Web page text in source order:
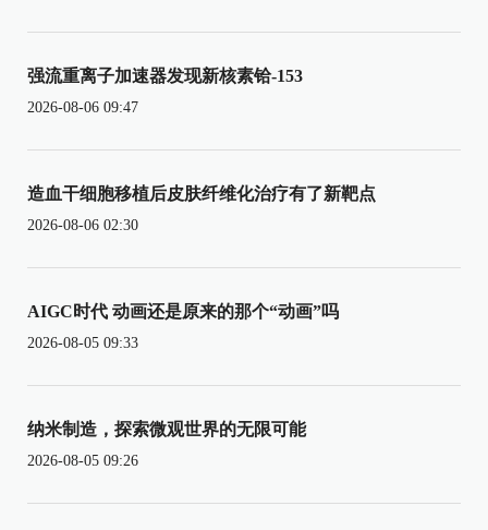
强流重离子加速器发现新核素铪-153
2026-08-06 09:47
造血干细胞移植后皮肤纤维化治疗有了新靶点
2026-08-06 02:30
AIGC时代 动画还是原来的那个“动画”吗
2026-08-05 09:33
纳米制造，探索微观世界的无限可能
2026-08-05 09:26